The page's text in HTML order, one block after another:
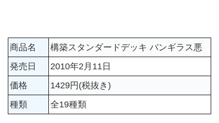
商品名
構築スタンダードデッキ バンギラス悪
発売日
2010年2月11日
価格
1429円(税抜き)
種類
全19種類